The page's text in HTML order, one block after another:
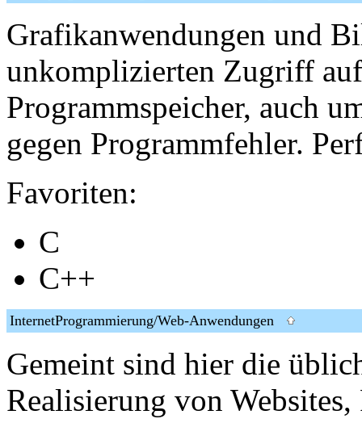
Grafikanwendungen und
unkomplizierten Zugriff
Programmspeicher, auch
gegen Programmfehler.
Favoriten:
C
C++
InternetProgrammierung/Web-Anwendungen
Gemeint sind hier die
Realisierung von